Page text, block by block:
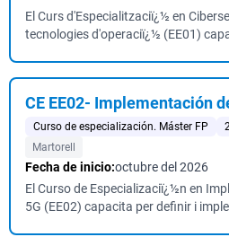
El Curs d'Especialitzaciï¿½ en
tecnologies d'operaciï¿½ (EE01)
CE EE02- Implementación
Curso de especialización. Máster FP
Martorell
Fecha de inicio:octubre del 2026
El Curso de Especializaciï¿½n en
5G (EE02) capacita per definir i